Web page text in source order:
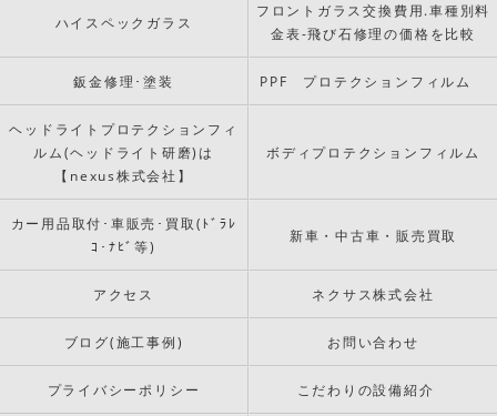
ハイスペックガラス
フロントガラス交換費用.車種別料
金表-飛び石修理の価格を比較
鈑金修理･塗装 PPF プロテクションフィルム
ヘッドライトプロテクションフィ
ルム(ヘッドライト研磨)は
【nexus株式会社】
ボディプロテクションフィルム
カー用品取付･車販売･買取(ﾄﾞﾗﾚ
ｺ･ﾅﾋﾞ等)
新車・中古車・販売買取
アクセス ネクサス株式会社
ブログ(施工事例) お問い合わせ
プライバシーポリシー こだわりの設備紹介